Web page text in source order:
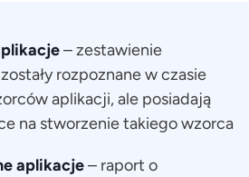
– zestawienie
rozpoznane w czasie
aplikacji, ale posiadają
na stworzenie takiego wzorca
aplikacje– raport o